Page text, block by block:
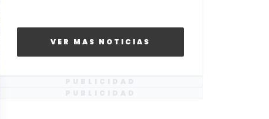
VER MAS NOTICIAS